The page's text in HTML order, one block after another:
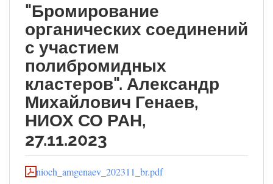
"Бромирование
органических соединений
с участием
полибромидных
кластеров". Александр
Михайлович Генаев,
НИОХ СО РАН,
27.11.2023
nioch_amgenaev_202311_br.pdf